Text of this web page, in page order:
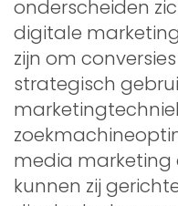
onderscheiden
digitale
zijn om
strategisch
media
kunnen zij